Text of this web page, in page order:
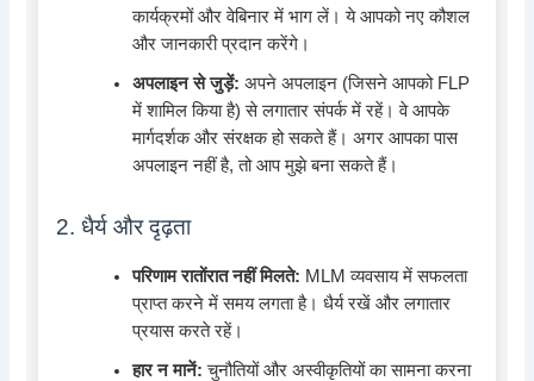
कार्यक्रमों और वेबिनार में भाग लें। ये आपको नए कौशल
और जानकारी प्रदान करेंगे।
अपलाइन से जुड़ें: अपने अपलाइन (जिसने आपको FLP
में शामिल किया है) से लगातार संपर्क में रहें। वे आपके
मार्गदर्शक और संरक्षक हो सकते हैं। अगर आपका पास
अपलाइन नहीं है, तो आप मुझे बना सकते हैं।
2. धैर्य और दृढ़ता
परिणाम रातोंरात नहीं मिलते: MLM व्यवसाय में सफलता
प्राप्त करने में समय लगता है। धैर्य रखें और लगातार
प्रयास करते रहें।
हार न मानें: चुनौतियों और अस्वीकृतियों का सामना करना